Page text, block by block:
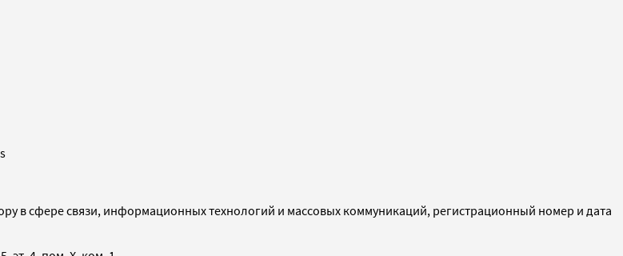
в сфере связи, информационных технологий и массовых коммуникаций, регистрационный номер и дата